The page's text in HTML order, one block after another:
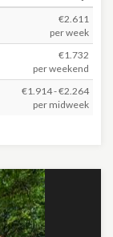
€2.611
per week
€1.732
per weekend
€1.914 - €2.264
per midweek